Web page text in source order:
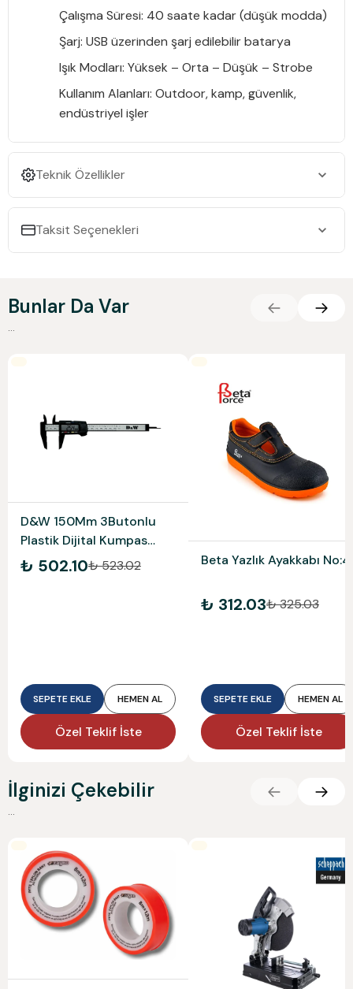
Çalışma Süresi: 40 saate kadar (düşük modda)
Şarj: USB üzerinden şarj edilebilir batarya
Işık Modları: Yüksek – Orta – Düşük – Strobe
Kullanım Alanları: Outdoor, kamp, güvenlik,
endüstriyel işler
Teknik Özellikler
Taksit Seçenekleri
Bunlar Da Var
...
D&W 150Mm 3Butonlu
Plastik Dijital Kumpas
Dw1Pdk150
₺ 502.10₺ 523.02
SEPETE EKLE HEMEN AL
Özel Teklif İste
Beta Yazlık Ayakkabı
₺ 312.03₺ 325.03
SEPETE EKLE HEMEN AL
Özel Teklif İste
İlginizi Çekebilir
...